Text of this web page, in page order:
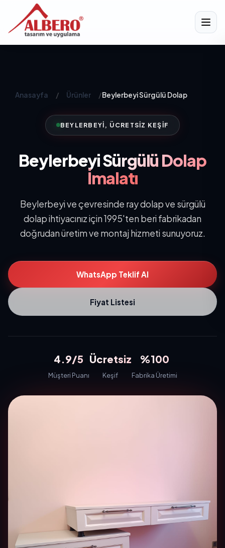
Anasayfa / Ürünler /Beylerbeyi Sürgülü Dolap
BEYLERBEYI, ÜCRETSIZ KEŞIF
BeylerbeyiSürgülü Dolap
İmalatı
Beylerbeyi ve çevresinde ray dolap ve sürgülü
dolap ihtiyacınız için 1995'ten beri fabrikadan
doğrudan üretim ve montaj hizmeti sunuyoruz.
WhatsApp Teklif Al
Fiyat Listesi
4.9/5
Müşteri Puanı
Ücretsiz
Keşif
%100
Fabrika Üretimi